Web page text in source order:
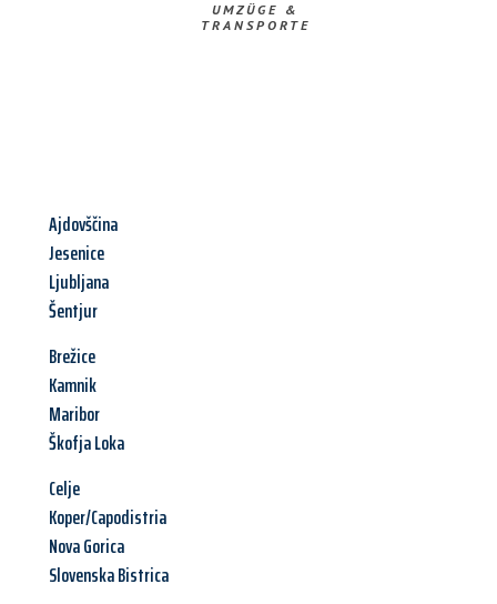
UMZÜGE &
TRANSPORTE
Ajdovščina
Jesenice
Ljubljana
Šentjur
Brežice
Kamnik
Maribor
Škofja Loka
Celje
Koper/Capodistria
Nova Gorica
Slovenska Bistrica